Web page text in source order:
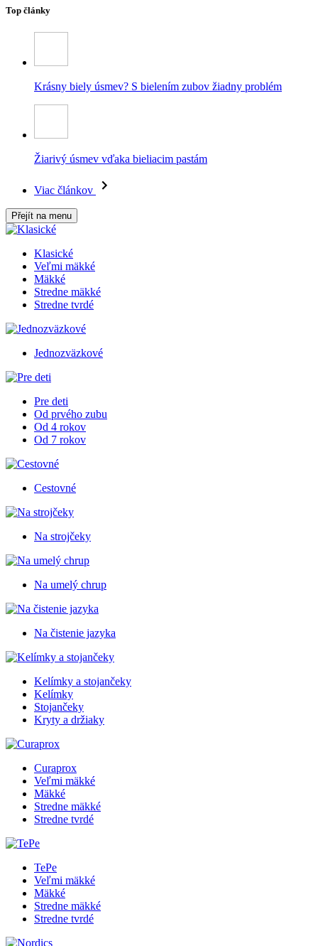
Top články
Krásny biely úsmev? S bielením zubov žiadny problém
Žiarivý úsmev vďaka bieliacim pastám
Viac článkov
Přejít na menu
Klasické
Veľmi mäkké
Mäkké
Stredne mäkké
Stredne tvrdé
Jednozväzkové
Pre deti
Od prvého zubu
Od 4 rokov
Od 7 rokov
Cestovné
Na strojčeky
Na umelý chrup
Na čistenie jazyka
Kelímky a stojančeky
Kelímky
Stojančeky
Kryty a držiaky
Curaprox
Veľmi mäkké
Mäkké
Stredne mäkké
Stredne tvrdé
TePe
Veľmi mäkké
Mäkké
Stredne mäkké
Stredne tvrdé